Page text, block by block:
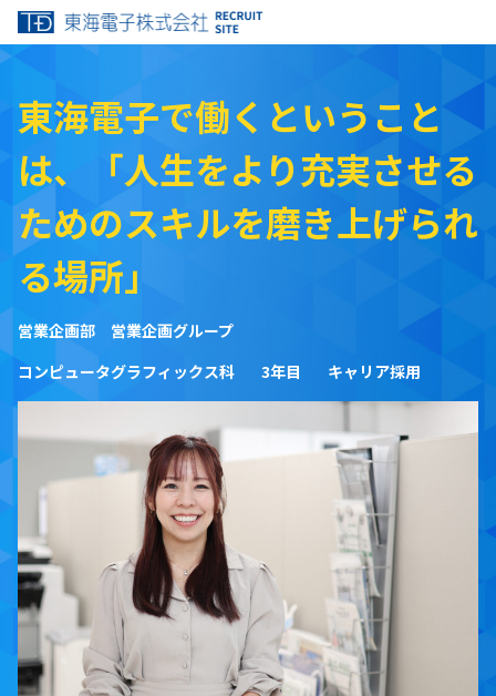
東海電子で働くということ
は、「人生をより充実させる
ためのスキルを磨き上げられ
る場所」
営業企画部 営業企画グループ
コンピュータグラフィックス科
3年目 キャリア採用